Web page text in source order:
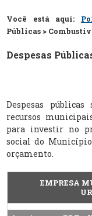
Você está aqui:
Públicas >
Despesas
Despesas
recursos
para investir no
social do
orçamento.
EMPRESA